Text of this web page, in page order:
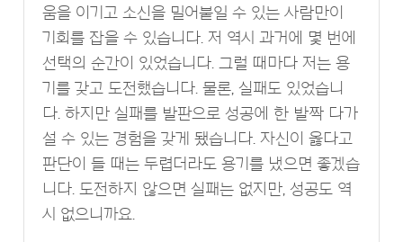
움을 이기고 소신을 밀어붙일 수 있는 사람만이
기회를 잡을 수 있습니다. 저 역시 과거에 몇 번에
선택의 순간이 있었습니다. 그럴 때마다 저는 용
기를 갖고 도전했습니다. 물론, 실패도 있었습니
다. 하지만 실패를 발판으로 성공에 한 발짝 다가
설 수 있는 경험을 갖게 됐습니다. 자신이 옳다고
판단이 들 때는 두렵더라도 용기를 냈으면 좋겠습
니다. 도전하지 않으면 실패는 없지만, 성공도 역
시 없으니까요.